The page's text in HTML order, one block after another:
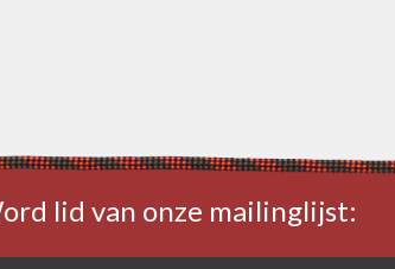
lid van onze mailinglijst: